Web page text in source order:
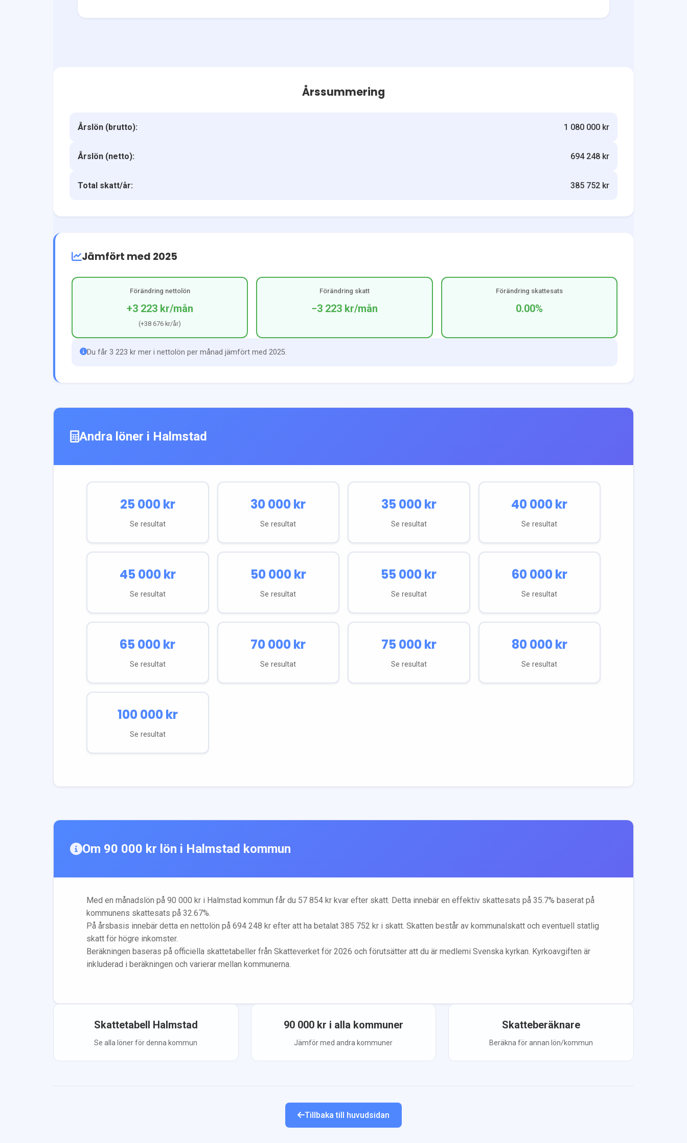
Årssummering
Årslön (brutto): 1 080 000 kr
Årslön (netto): 694 248 kr
Total skatt/år: 385 752 kr
Jämfört med 2025
Förändring nettolön
+3 223 kr/mån
(+38 676 kr/år)
Förändring skatt
−3 223 kr/mån
Förändring skattesats
0.00%
Du får 3 223 kr mer i nettolön per månad jämfört med 2025.
Andra löner i Halmstad
25 000kr
Se resultat
30 000kr
Se resultat
35 000kr
Se resultat
40 000kr
Se resultat
45 000kr
Se resultat
50 000kr
Se resultat
55 000kr
Se resultat
60 000kr
Se resultat
65 000kr
Se resultat
70 000kr
Se resultat
75 000kr
Se resultat
80 000kr
Se resultat
100 000kr
Se resultat
Om 90 000 kr lön i Halmstad kommun
Med en månadslön på 90 000 kr i Halmstad kommun får du 57 854 kr kvar efter skatt. Detta innebär en effektiv skattesats på 35.7% baserat på
kommunens skattesats på 32.67%.
På årsbasis innebär detta en nettolön på 694 248 kr efter att ha betalat 385 752 kr i skatt. Skatten består av kommunalskatt och eventuell statlig
skatt för högre inkomster.
Beräkningen baseras på officiella skattetabeller från Skatteverket för 2026 och förutsätter att du är medlemi Svenska kyrkan. Kyrkoavgiften är
inkluderad i beräkningen och varierar mellan kommunerna.
Skattetabell Halmstad
Se alla löner för denna kommun
90 000kr i alla kommuner
Jämför med andra kommuner
Skatteberäknare
Beräkna för annan lön/kommun
Tillbaka till huvudsidan